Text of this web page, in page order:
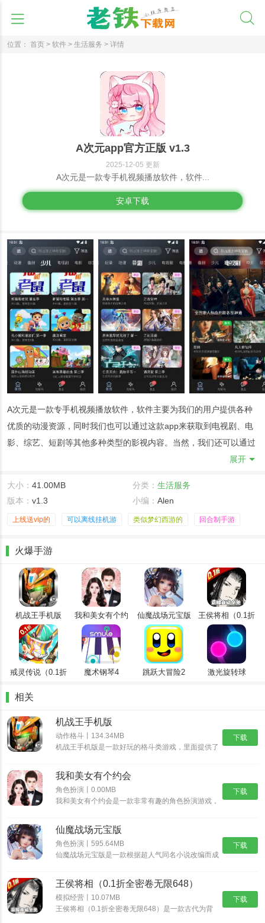
位置： 首页 > 软件 > 生活服务 > 详情
A次元app官方正版 v1.3
2025-12-05 更新
A次元是一款专手机视频播放软件，软件...
安卓下载
A次元是一款专手机视频播放软件，软件主要为我们的用户提供各种
优质的动漫资源，同时我们也可以通过这款app来获取到电视剧、电
影、综艺、短剧等其他多种类型的影视内容。当然，我们还可以通过
这款软件来选择多种不同画质效果的影视资源进行播放，并且还可以
平化设计简洁直观，观看体验高大上。
和鲜为人知的杰作，并及时更新。
2、高清流畅播放：支持1080P及以上画质，智能缓冲技术确保流畅
无延迟观看。
3、无广告的纯粹体验：整个过程中没有预滚动广告或弹出窗口，让
您专注于沉浸式观看。
4、离线缓存下载：支持批量下载多集，让您随时随地享受您喜爱的
内容。
A次元怎么用
面。
展开
大小： 41.00MB 分类： 生活服务
版本： v1.3 小编： Alen
上线送vip的 可以离线挂机游 类似梦幻西游的 回合制手游
火爆手游
机战王手机版
我和美女有个约
会
仙魔战场元宝版
王侯将相（0.1折
全密卷无限
648）
戒灵传说（0.1折
魔术钢琴4 跳跃大冒险2 激光旋转球
相关
下载
机战王手机版
动作格斗丨134.34MB
机战王手机版是一款好玩的格斗类游戏，里面提供了
场景中开启冒险之旅，收集更多的装备提升机甲的属
性。
下载
我和美女有个约会
角色扮演丨0.00MB
我和美女有个约会是一款非常有趣的角色扮演游戏，
喜欢的角色，不断的提高自我的魅力，如果玩家对我
和美女有个约会感兴趣的话，那就快来预约体验游玩
吧！
下载
仙魔战场元宝版
角色扮演丨595.64MB
仙魔战场元宝版是一款根据超人气同名小说改编而成
世界，穿梭在神秘的仙魔大陆，沉浸式交友修炼，酣
战各路仙魔。
下载
王侯将相（0.1折全密卷无限648）
模拟经营丨10.07MB
王侯将相（0.1折全密卷无限648）是一款古代为背